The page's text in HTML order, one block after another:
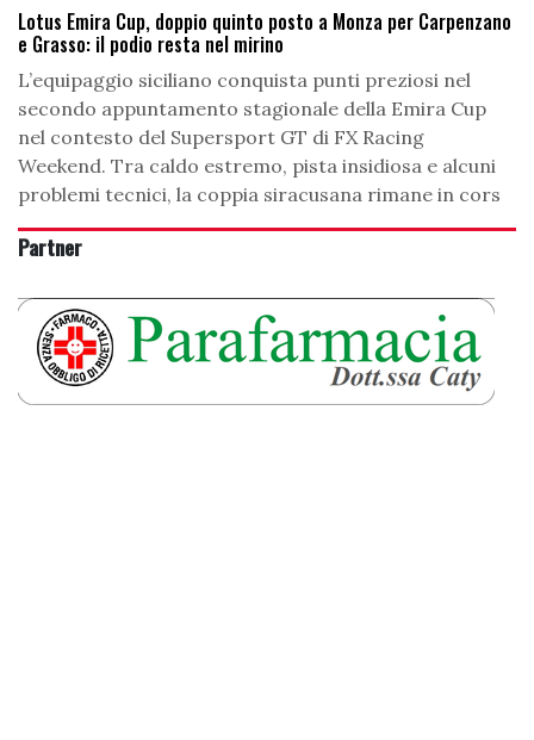
Lotus Emira Cup, doppio quinto posto a Monza per Carpenzano
e Grasso: il podio resta nel mirino
L’equipaggio siciliano conquista punti preziosi nel
secondo appuntamento stagionale della Emira Cup
nel contesto del Supersport GT di FX Racing
Weekend. Tra caldo estremo, pista insidiosa e alcuni
problemi tecnici, la coppia siracusana rimane in cors
Partner